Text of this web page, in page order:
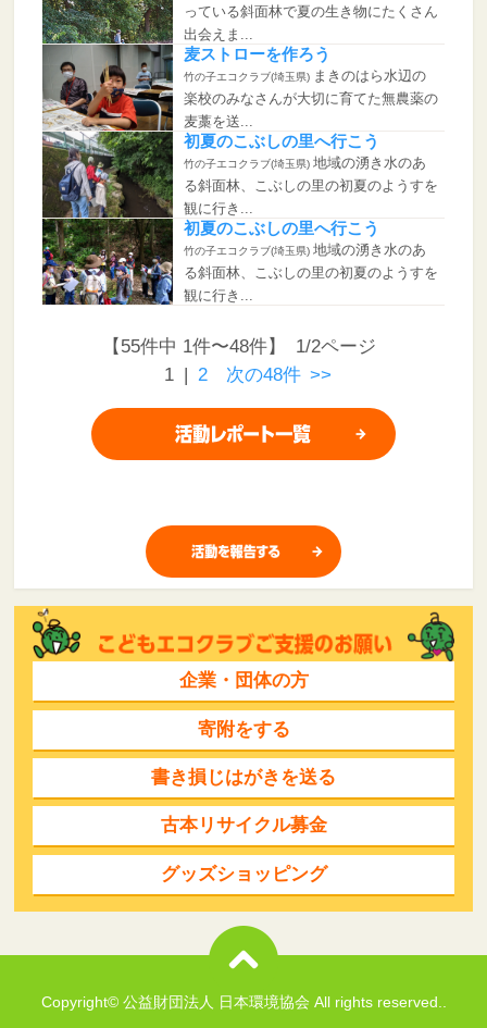
っている斜面林で夏の生き物にたくさん
出会えま...
麦ストローを作ろう
竹の子エコクラブ(埼玉県) まきのはら水辺の
楽校のみなさんが大切に育てた無農薬の
麦藁を送...
初夏のこぶしの里へ行こう
竹の子エコクラブ(埼玉県) 地域の湧き水のあ
る斜面林、こぶしの里の初夏のようすを
観に行き...
初夏のこぶしの里へ行こう
竹の子エコクラブ(埼玉県) 地域の湧き水のあ
る斜面林、こぶしの里の初夏のようすを
観に行き...
【55件中 1件〜48件】 1/2ページ
1 | 2 次の48件 >>
企業・団体の方
寄附をする
書き損じはがきを送る
古本リサイクル募金
グッズショッピング
Copyright© 公益財団法人 日本環境協会 All rights reserved..